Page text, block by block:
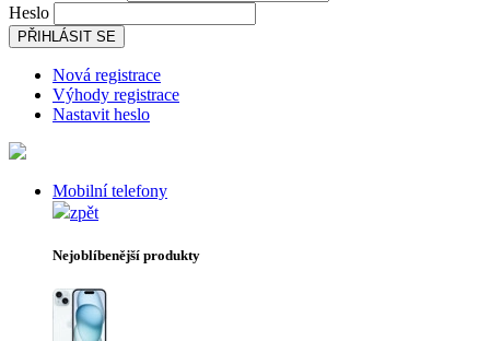
Heslo
PŘIHLÁSIT SE
Nová registrace
Výhody registrace
Nastavit heslo
Mobilní telefony
zpět
Nejoblíbenější produkty